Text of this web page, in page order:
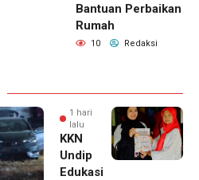
Bantuan Perbaikan
Rumah
10 Redaksi
1 hari
lalu
KKN
Undip
Edukasi